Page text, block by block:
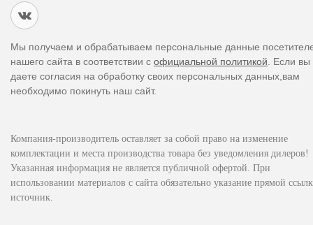
Мы получаем и обрабатываем персональные данные
нашего сайта в соответствии с официальной политикой . Если
даете согласия на обработку своих персональных данных,вам
необходимо покинуть наш сайт.
Компания-производитель оставляет за собой право на изменение
комплектации и места производства товара без уведомления дилеров!
Указанная информация не является публичной офертой. При
использовании материалов с сайта обязательно указание прямой
источник.